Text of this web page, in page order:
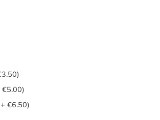
€5.00)
€6.50)